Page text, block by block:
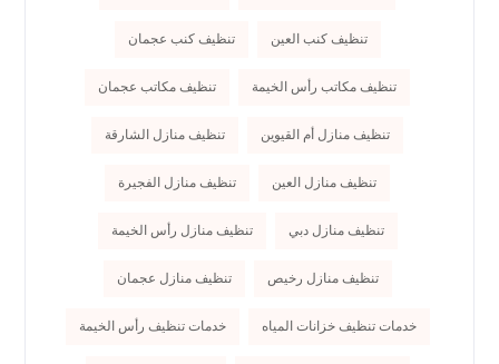
تنظيف كنب العين تنظيف كنب عجمان
تنظيف مكاتب رأس الخيمة تنظيف مكاتب عجمان
تنظيف منازل أم القيوين تنظيف منازل الشارقة
تنظيف منازل العين تنظيف منازل الفجيرة
تنظيف منازل دبي تنظيف منازل رأس الخيمة
تنظيف منازل رخيص تنظيف منازل عجمان
خدمات تنظيف خزانات المياه خدمات تنظيف رأس الخيمة